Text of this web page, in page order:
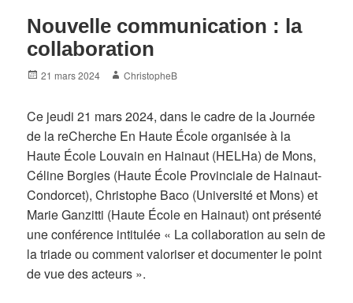
Nouvelle communication : la
collaboration
Posted
21 mars 2024 Author
ChristopheB
Ce jeudi 21 mars 2024, dans le cadre de la Journée
de la reCherche En Haute École organisée à la
Haute École Louvain en Hainaut (HELHa) de Mons,
Céline Borgies (Haute École Provinciale de Hainaut-
Condorcet), Christophe Baco (Université et Mons) et
Marie Ganzitti (Haute École en Hainaut) ont présenté
une conférence intitulée « La collaboration au sein de
la triade ou comment valoriser et documenter le point
de vue des acteurs ».